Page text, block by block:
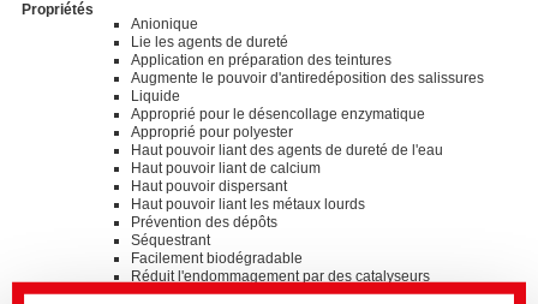
Propriétés
Anionique
Lie les agents de dureté
Application en préparation des teintures
Augmente le pouvoir d'antiredéposition des salissures
Liquide
Approprié pour le désencollage enzymatique
Approprié pour polyester
Haut pouvoir liant des agents de dureté de l'eau
Haut pouvoir liant de calcium
Haut pouvoir dispersant
Haut pouvoir liant les métaux lourds
Prévention des dépôts
Séquestrant
Facilement biodégradable
Réduit l'endommagement par des catalyseurs
Amélioration de la valeur de blanc de base (valeur Y)